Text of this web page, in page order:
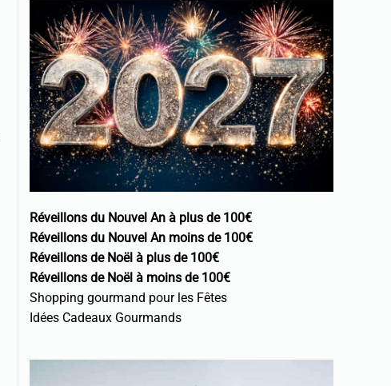
Réveillons du Nouvel An à plus de 100€
Réveillons du Nouvel An moins de 100€
Réveillons de Noël à plus de 100€
Réveillons de Noël à moins de 100€
Shopping gourmand pour les Fêtes
Idées Cadeaux Gourmands